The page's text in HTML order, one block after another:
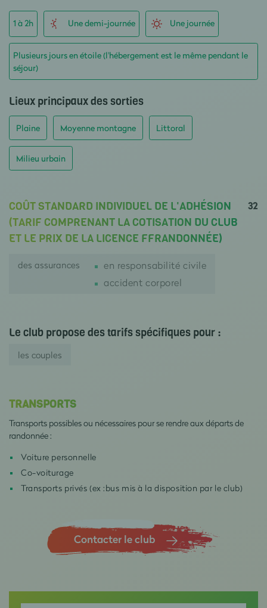
1 à 2h Une demi-journée Une journée
Plusieurs jours en étoile (l'hébergement est le même pendant le
séjour)
Lieux principaux des sorties
Plaine Moyenne montagne Littoral
Milieu urbain
COÛT STANDARD INDIVIDUEL DE L'ADHÉSION
(TARIF COMPRENANT LA COTISATION DU CLUB
ET LE PRIX DE LA LICENCE FFRANDONNÉE)
32
des assurances
en responsabilité civile
accident corporel
Le club propose des tarifs spécifiques pour :
les couples
TRANSPORTS
Transports possibles ou nécessaires pour se rendre aux départs de
randonnée :
Voiture personnelle
Co-voiturage
Transports privés (ex :bus mis à la disposition par le club)
Contacter le club